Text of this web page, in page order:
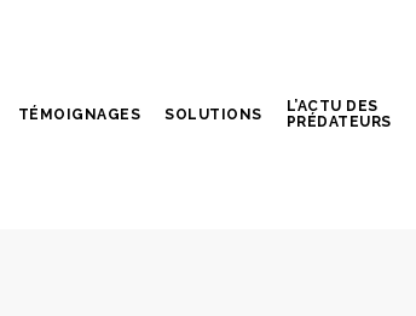
TÉMOIGNAGES SOLUTIONS
L’ACTU DES
PRÉDATEURS